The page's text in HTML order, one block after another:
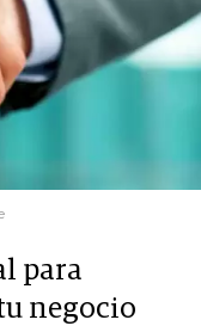
para
negocio